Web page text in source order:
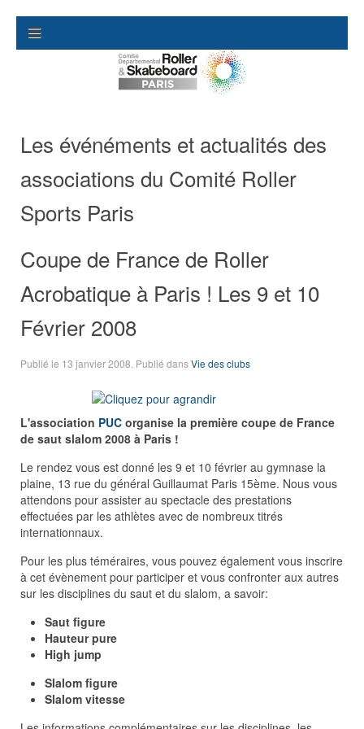
Les événéments et actualités des
associations du Comité Roller
Sports Paris
Coupe de France de Roller
Acrobatique à Paris ! Les 9 et 10
Février 2008
Publié le 13 janvier 2008 . Publié dansVie des clubs
L'association PUC organise la première coupe de France
de saut slalom 2008 à Paris !
Le rendez vous est donné les 9 et 10 février au gymnase la
plaine, 13 rue du général Guillaumat Paris 15ème. Nous vous
attendons pour assister au spectacle des prestations
effectuées par les athlètes avec de nombreux titrés
internationnaux.
Pour les plus téméraires, vous pouvez également vous inscrire
à cet évènement pour participer et vous confronter aux autres
sur les disciplines du saut et du slalom, a savoir:
Saut figure
Hauteur pure
High jump
Slalom figure
Slalom vitesse